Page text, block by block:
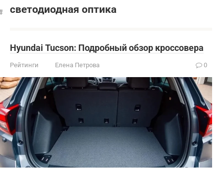
светодиодная оптика
Hyundai Tucson: Подробный обзор кроссовера
Рейтинги Елена Петрова 0